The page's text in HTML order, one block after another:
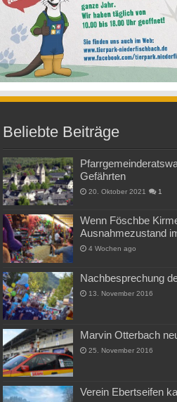
Beliebte Beiträge
Gefährten
20. Oktober 2021 1
Wenn Föschbe
Ausnahmezustand
4 Wochen ago
Nachbesprechung
13. November 2016
Marvin Otterbach
25. November 2016
Verein Ebertseifen